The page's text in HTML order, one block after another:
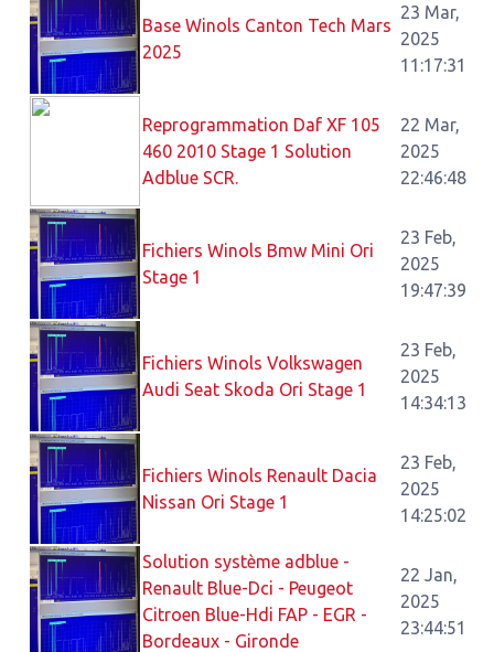
Base Winols Canton Tech Mars
2025
23 Mar,
2025
11:17:31
Reprogrammation Daf XF 105
460 2010 Stage 1 Solution
Adblue SCR.
22 Mar,
2025
22:46:48
Fichiers Winols Bmw Mini Ori
Stage 1
23 Feb,
2025
19:47:39
Fichiers Winols Volkswagen
Audi Seat Skoda Ori Stage 1
23 Feb,
2025
14:34:13
Fichiers Winols Renault Dacia
Nissan Ori Stage 1
23 Feb,
2025
14:25:02
Solution système adblue -
Renault Blue-Dci - Peugeot
Citroen Blue-Hdi FAP - EGR -
Bordeaux - Gironde
22 Jan,
2025
23:44:51